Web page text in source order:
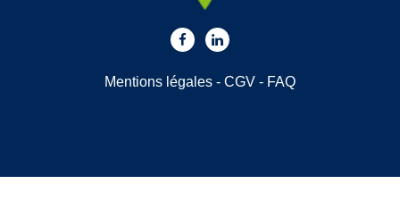
Mentions légales - CGV - FAQ